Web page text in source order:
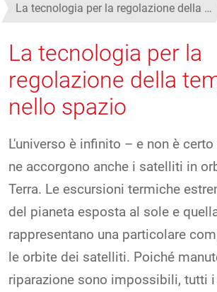
La tecnologia per la regolazione della …
La tecnologia per la
regolazione della
nello spazio
L'universo è infinito – e non è
ne accorgono anche i satelliti in
Terra. Le escursioni termiche
del pianeta esposta al sole e
rappresentano una particolare
le orbite dei satelliti. Poiché
riparazione sono impossibili, tutti